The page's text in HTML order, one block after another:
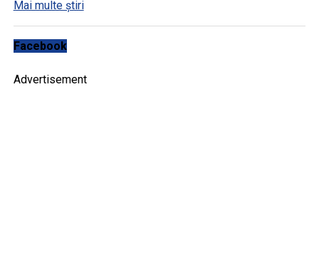
Mai multe știri
Facebook
Advertisement